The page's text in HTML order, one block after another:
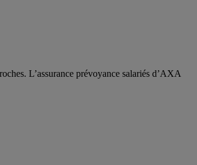
L’assurance prévoyance salariés d’AXA